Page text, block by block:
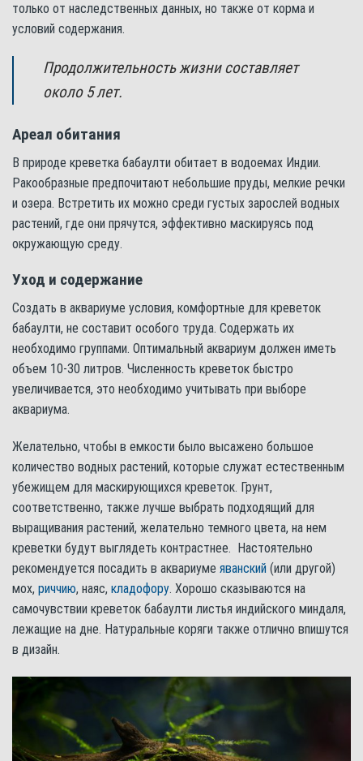
только от наследственных данных, но также от корма и
условий содержания.
Продолжительность жизни составляет
около 5 лет.
Ареал обитания
В природе креветка бабаулти обитает в водоемах Индии.
Ракообразные предпочитают небольшие пруды, мелкие речки
и озера. Встретить их можно среди густых зарослей водных
растений, где они прячутся, эффективно маскируясь под
окружающую среду.
Уход и содержание
Создать в аквариуме условия, комфортные для креветок
бабаулти, не составит особого труда. Содержать их
необходимо группами. Оптимальный аквариум должен иметь
объем 10-30 литров. Численность креветок быстро
увеличивается, это необходимо учитывать при выборе
аквариума.
Желательно, чтобы в емкости было высажено большое
количество водных растений, которые служат естественным
убежищем для маскирующихся креветок. Грунт,
соответственно, также лучше выбрать подходящий для
выращивания растений, желательно темного цвета, на нем
креветки будут выглядеть контрастнее. Настоятельно
рекомендуется посадить в аквариуме яванский (или другой)
мох, риччию, наяс, кладофору. Хорошо сказываются на
самочувствии креветок бабаулти листья индийского миндаля,
лежащие на дне. Натуральные коряги также отлично впишутся
в дизайн.